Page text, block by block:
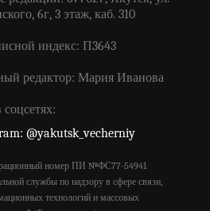
6г, 3 этаж, каб. 310
индекс: П3643
редактор: Мария Иванова
@yakutsk_vecherniy
номер ПИ №ФС77-54941
службы по надзору в сфере связи,
технологий и массовых